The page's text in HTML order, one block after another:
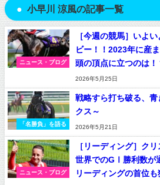
小早川 涼風の記事一覧
ニュース・ブログ
［今週の競馬］いよ
ビー！！2023年に産
頭の頂点に立つのは！
2026年5月25日
「名勝負」を語る
戦略すら打ち破る、
クス～
2026年5月21日
ニュース・ブログ
［リーディング］ク
世界でのGⅠ勝利数が
リーディングの首位も